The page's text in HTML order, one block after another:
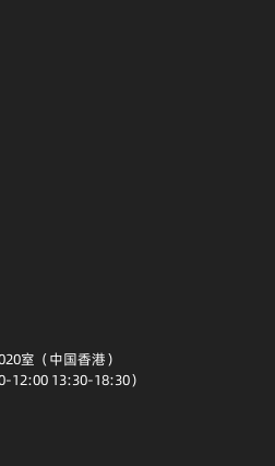
室（中国香港）
12:00 13:30-18:30）